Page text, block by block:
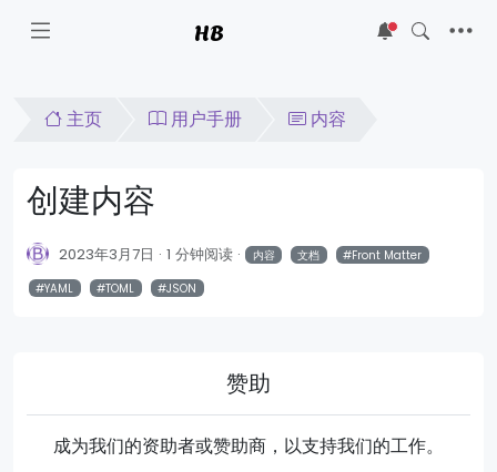
HB 5
主页 用户手册 内容
创建内容
2023年3月7日 1 分钟阅读 内容 文档 Front Matter
YAML TOML JSON
赞助
成为我们的资助者或赞助商，以支持我们的工作。